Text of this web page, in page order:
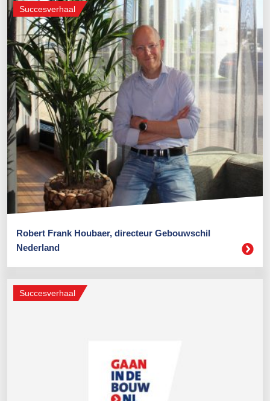
Succesverhaal
Robert Frank Houbaer, directeur Gebouwschil
Nederland
Succesverhaal